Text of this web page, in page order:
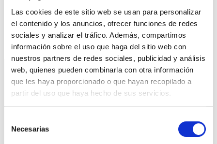
Las cookies de este sitio web se usan para personalizar
el contenido y los anuncios, ofrecer funciones de redes
sociales y analizar el tráfico. Además, compartimos
información sobre el uso que haga del sitio web con
nuestros partners de redes sociales, publicidad y análisis
web, quienes pueden combinarla con otra información
que les haya proporcionado o que hayan recopilado a
partir del uso que haya hecho de sus servicios.
Necesarias
PARTEKATU